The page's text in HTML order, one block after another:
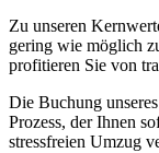
Zu unseren
gering wie möglich
profitieren Sie von
Die Buchung
Prozess, der Ihnen
stressfreien Umzug